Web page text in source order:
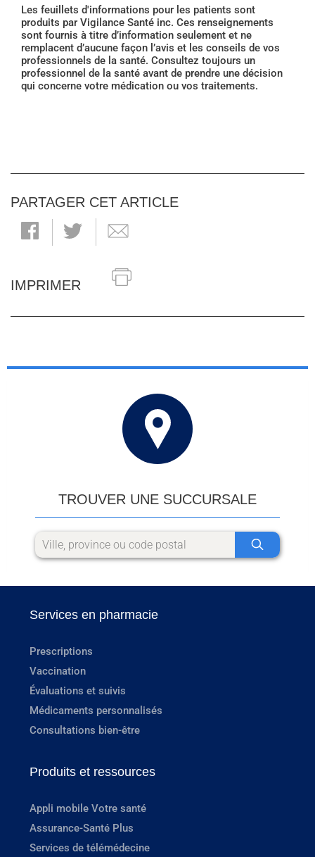
Les feuillets d'informations pour les patients sont
produits par Vigilance Santé inc. Ces renseignements
sont fournis à titre d’information seulement et ne
remplacent d’aucune façon l’avis et les conseils de vos
professionnels de la santé. Consultez toujours un
professionnel de la santé avant de prendre une décision
qui concerne votre médication ou vos traitements.
PARTAGER CET ARTICLE
IMPRIMER
TROUVER UNE SUCCURSALE
Services en pharmacie
Prescriptions
Vaccination
Évaluations et suivis
Médicaments personnalisés
Consultations bien-être
Produits et ressources
Appli mobile Votre santé
Assurance-Santé Plus
Services de télémédecine